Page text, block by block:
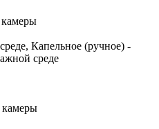
камеры
Капельное (ручное) -
среде
камеры